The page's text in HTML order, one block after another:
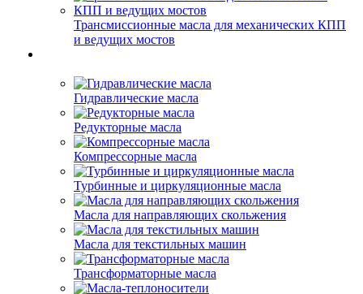
Трансмиссионные масла для механических КПП
и ведущих мостов
Гидравлические масла
Редукторные масла
Компрессорные масла
Турбинные и циркуляционные масла
Масла для направляющих скольжения
Масла для текстильных машин
Трансформаторные масла